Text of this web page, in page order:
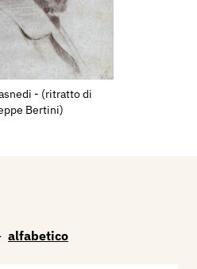
- (ritratto di
Bertini)
alfabetico